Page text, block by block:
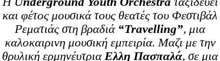
και φέτος μουσικά τους θεατές του Φεστιβάλ
Ρεματιάς στη βραδιά “Travelling”, μια
καλοκαιρινη μουσική εμπειρία. Μαζι με την
θρυλική ερμηνέυτρια Ελλη Πασπαλά, σε μια